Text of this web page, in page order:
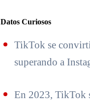
Datos Curiosos
TikTok se
superando a
En 2023, TikTok